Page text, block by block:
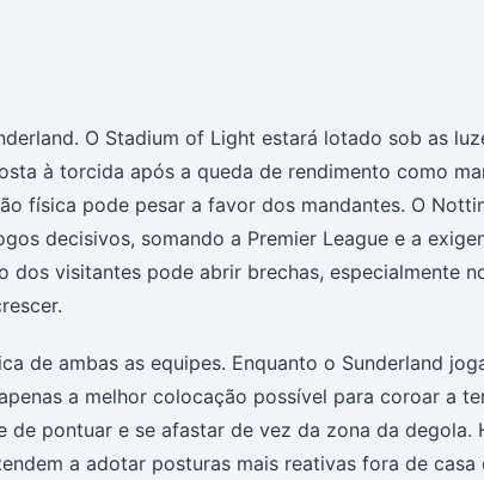
O Stadium of Light estará lotado sob as
à torcida após a queda de rendimento como
física pode pesar a favor dos mandantes. O
decisivos, somando a Premier League e a
dos visitantes pode abrir brechas, especialmente
de ambas as equipes. Enquanto o Sunderland
a melhor colocação possível para coroar a
de pontuar e se afastar de vez da zona da degola.
a adotar posturas mais reativas fora de casa